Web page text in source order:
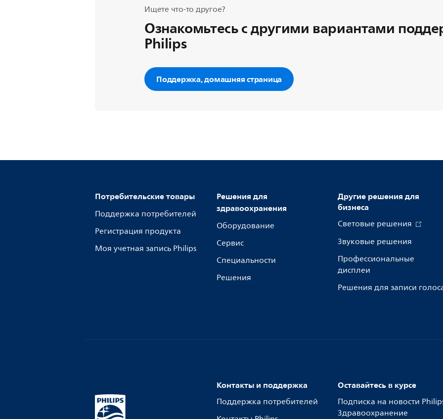
Ищете что-то другое?
Ознакомьтесь с другими вариантами
Philips
Поддержка, домашняя страница
Потребительские товары
Поддержка потребителей
Регистрация продукта
Моя учетная запись Philips
Решения для
здравоохранения
Оборудование
Сервис
Специальности
Решения
Другие решения для
бизнеса
Световые решения
Звуковые решения
Профессиональные
дисплеи
Решения для записи
Контакты и поддержка
Поддержка потребителей
Оставайтесь в курсе
Подписка на новости
Здравоохранение